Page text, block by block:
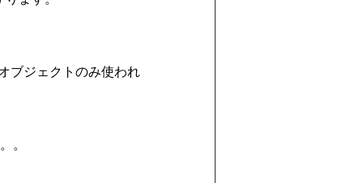
ブジェクトのみ使われ
。